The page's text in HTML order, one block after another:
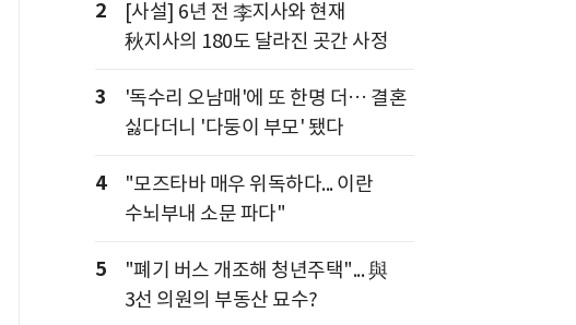
2
[사설] 6년 전 李지사와 현재
秋지사의 180도 달라진 곳간 사정
3
'독수리 오남매'에 또 한명 더… 결혼
싫다더니 '다둥이 부모' 됐다
4
"모즈타바 매우 위독하다... 이란
수뇌부내 소문 파다"
5
"폐기 버스 개조해 청년주택"... 與
3선 의원의 부동산 묘수?